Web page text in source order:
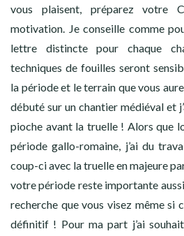
vous plaisent, préparez
motivation. Je conseille comme
lettre distincte pour chaque
techniques de fouilles seront
la période et le terrain que vous
débuté sur un chantier médiéval et
pioche avant la truelle ! Alors que
période gallo-romaine, j’ai du
coup-ci avec la truelle en majeure
votre période reste importante
recherche que vous visez même si
définitif ! Pour ma part j’ai